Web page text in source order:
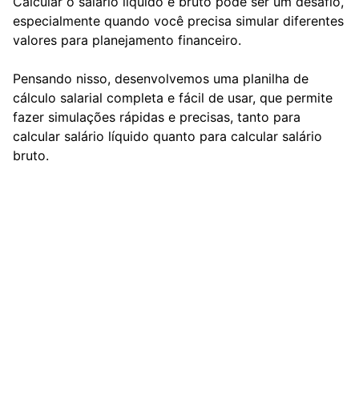
especialmente quando você precisa simular diferentes
valores para planejamento financeiro.
Pensando nisso, desenvolvemos uma planilha de
cálculo salarial completa e fácil de usar, que permite
fazer simulações rápidas e precisas, tanto para
calcular salário líquido quanto para calcular salário
bruto.